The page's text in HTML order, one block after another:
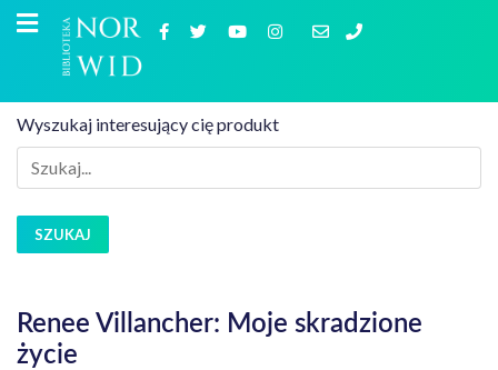
Wyszukaj interesujący cię produkt
SZUKAJ
Renee Villancher: Moje skradzione
życie